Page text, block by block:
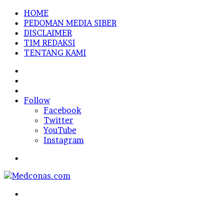
HOME
PEDOMAN MEDIA SIBER
DISCLAIMER
TIM REDAKSI
TENTANG KAMI
In
Follow
Facebook
Twitter
YouTube
Instagram